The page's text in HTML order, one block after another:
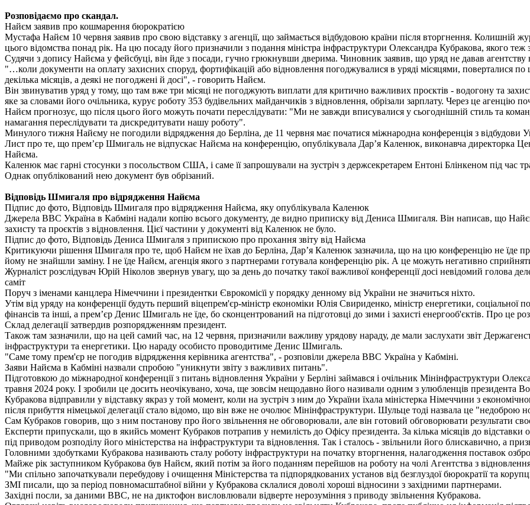
Розповідаємо про скандал.
Найєм заявив про кошмарення бюрократією
Мустафа Найєм 10 червня заявив про свою відставку з агенції, що займається відбудовою країни після вторгнення. Колишній
цього відомства понад рік. На цю посаду його призначили з подання міністра інфраструктури Олександра Кубракова, якого теж
Судячи з допису Найєма у фейсбуці, він йде з посади, гучно грюкнувши дверима. Чиновник заявив, що уряд не давав
"…коли документи на оплату захисних споруд, фортифікацій або відновлення погоджувалися в уряді місяцями, поверталися по
декілька місяців, а деякі не погоджені й досі", - говорить Найєм.
Він звинуватив уряд у тому, що там вже три місяці не погоджують виплати для критично важливих проєктів - водогону та
яке за словами його очільника, курує роботу 353 будівельних майданчиків з відновлення, обрізали зарплату. Через це агенцію
Найєм прогнозує, що після цього його можуть почати переслідувати: "Ми не завжди вписувалися у сьогоднішній стиль та
намагання переслідувати та дискредитувати нашу роботу".
Минулого тижня Найєму не погодили відрядження до Берліна, де 11 червня має початися міжнародна конференція з відбудови
Лист про те, що прем’єр Шмигаль не відпускає Найєма на конференцію, опублікувала Дар’я Каленюк, виконавча директорка
Найєма.
Каленюк має гарні стосунки з посольством США, і саме її запрошували на зустріч з держсекретарем Ентоні Блінкеном під час
Однак опублікований нею документ був обрізаний.
Відповідь Шмигаля про відрядження Найєма
Підпис до фото, Відповідь Шмигаля про відрядження Найєма, яку опублікувала Каленюк
Джерела ВВС Україна в Кабміні надали копію всього документу, де видно приписку від Дениса Шмигаля. Він написав, що Найєма
захисту та проєктів з відновлення. Цієї частини у документі від Каленюк не було.
Підпис до фото, Відповідь Дениса Шмигаля з припискою про прохання звіту від Найєма
Критикуючи рішення Шмигаля про те, щоб Найєм не їхав до Берліна, Дар’я Каленюк зазначила, що на цю конференцію не їде
йому не знайшли заміну. І не їде Найєм, агенція якого з партнерами готувала конференцію рік. А це можуть негативно
Журналіст розслідувач Юрій Ніколов звернув увагу, що за день до початку такої важливої конференції досі невідомий голова
саміт
Поруч з іменами канцлера Німеччини і президентки Єврокомісїі у порядку денному від України не значиться ніхто.
Утім від уряду на конференції будуть перший віцепрем'єр-міністр економіки Юлія Свириденко, міністр енергетики, соціальної
фінансів та інші, а прем’єр Денис Шмигаль не їде, бо сконцентрований на підготовці до зими і захисті енергооб'єктів. Про це
Склад делегації затвердив розпорядженням президент.
Також там зазначили, що на цей самий час, на 12 червня, призначили важливу урядову нараду, де мали заслухати звіт
інфраструктури та енергетики. Цю нараду особисто проводитиме Денис Шмигаль.
"Саме тому прем'єр не погодив відрядження керівника агентства", - розповіли джерела ВВС Україна у Кабміні.
Заяви Найєма в Кабміні назвали спробою "уникнути звіту з важливих питань".
Підготовкою до міжнародної конференції з питань відновлення України у Берліні займався і очільник Мінінфраструктури
травня 2024 року. І зробили це досить неочікувано, хоча, ще зовсім нещодавно його називали одним з улюбленців президента
Кубракова відправили у відставку якраз у той момент, коли на зустріч з ним до України їхала міністерка Німеччини з
після прибуття німецької делегації стало відомо, що він вже не очолює Мінінфраструктури. Шульце тоді назвала це "недоброю
Сам Кубраков говорив, що з ним постанову про його звільнення не обговорювали, але він готовий обговорювати результати
Експерти припускали, що в якийсь момент Кубраков потрапив у немилість до Офісу президента. За кілька місяців до відставки
під приводом розподілу його міністерства на інфраструктури та відновлення. Так і сталось - звільнили його блискавично, а
Головними здобутками Кубракова називають сталу роботу інфраструктури на початку вторгнення, налагодження поставок
Майже рік заступником Кубракова був Найєм, який потім за його поданням перейшов на роботу на чолі Агентства з
"Ми спільно започаткували перебудову і очищення Міністерства та підпорядкованих установ від безглуздої бюрократії та
ЗМІ писали, що за період повномасштабної війни у Кубракова склалися доволі хороші відносини з західними партнерами.
Західні посли, за даними ВВС, не на диктофон висловлювали відверте нерозуміння з приводу звільнення Кубракова.